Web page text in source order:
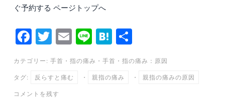
ぐ予約する ページトップへ
Fa
ce
bo
ok
T
wi
tte
r
E
m
ail
Li
ne
H
at
en
a
有
カテゴリー: 手首・指の痛み ・ 手首・指の痛み：原因
タグ: 反らすと痛む ・ 親指の痛み ・ 親指の痛みの原因
コメントを残す